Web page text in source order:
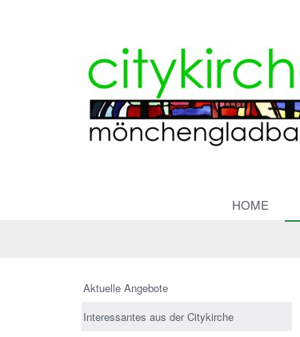
HOME
Aktuelle Angebote
Interessantes aus der Citykirche